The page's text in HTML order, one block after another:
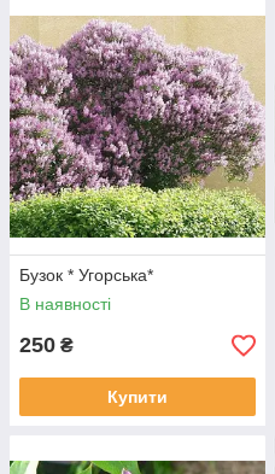
Бузок * Угорська*
В наявності
250 ₴
Купити